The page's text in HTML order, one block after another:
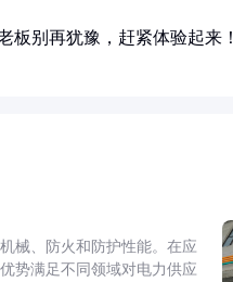
板别再犹豫，赶紧体验起来！
械、防火和防护性能。在应
势满足不同领域对电力供应